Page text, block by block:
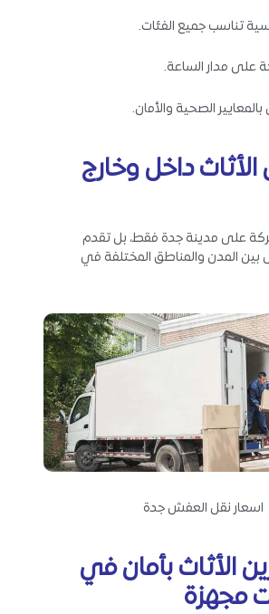
تناسب جميع الفئات.
على مدار الساعة.
بالمعايير الصحية والأمان.
داخل وخارج
على مدينة جدة فقط، بل تقدم
بين المدن والمناطق المختلفة في
اسعار نقل العفش جدة
الأثاث بأمان في
مجهزة